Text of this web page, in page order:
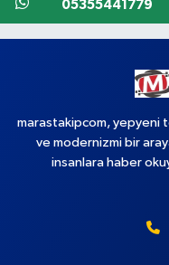
05355441779
marastakipcom, yepyeni
ve modernizmi bir
insanlara haber